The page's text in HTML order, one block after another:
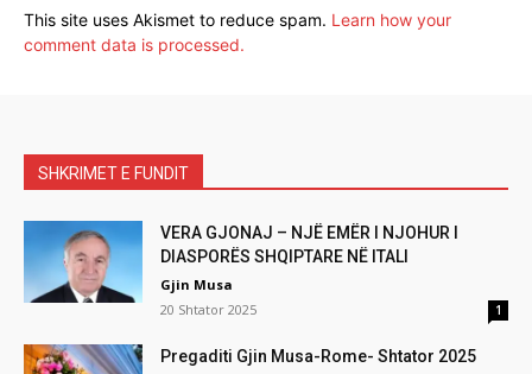
This site uses Akismet to reduce spam. Learn how your
comment data is processed.
SHKRIMET E FUNDIT
VERA GJONAJ – NJË EMËR I NJOHUR I
DIASPORËS SHQIPTARE NË ITALI
Gjin Musa
20 Shtator 2025
1
Pregaditi Gjin Musa-Rome- Shtator 2025